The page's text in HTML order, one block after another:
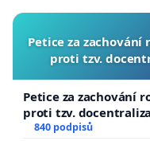
Petice za zachování
proti tzv.
Petice za zachování
proti tzv.
840 podpisů